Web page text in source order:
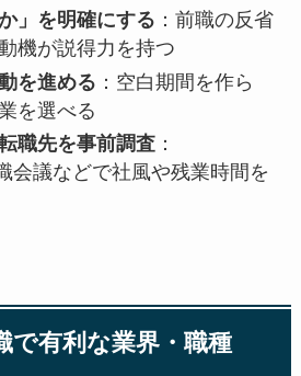
」を明確にする ：前職の反省
機が説得力を持つ
を進める ：空白期間を作ら
を選べる
職先を事前調査：
会議などで社風や残業時間を
で有利な業界・職種